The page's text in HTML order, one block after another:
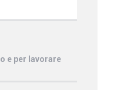
e per lavorare